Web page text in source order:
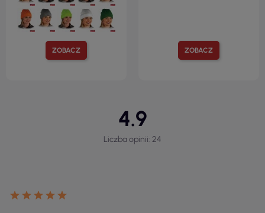
ZOBACZ ZOBACZ
4.9
Liczba opinii: 24